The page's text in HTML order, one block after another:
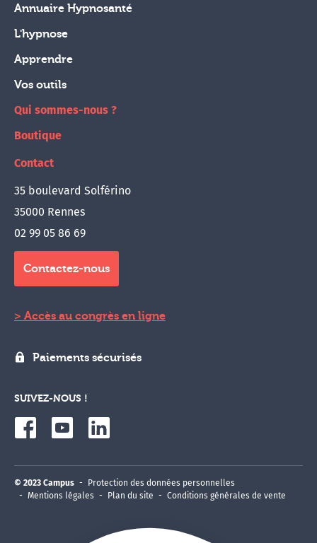
Annuaire Hypnosanté
L'hypnose
Apprendre
Vos outils
Qui sommes-nous ?
Boutique
Contact
35 boulevard Solférino
35000 Rennes
02 99 05 86 69
Contactez-nous
Accès au congrès en ligne
Paiements sécurisés
SUIVEZ-NOUS !
© 2023 Campus
Protection des données personnelles
Mentions légales
Plan du site Conditions générales de vente